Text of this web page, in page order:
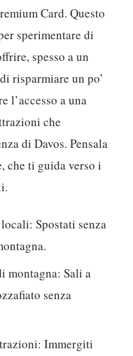
Card. Questo
sperimentare di
spesso a un
risparmiare un po’
l’accesso a una
che
di Davos. Pensala
che ti guida verso i
Spostati senza
montagna: Sali a
senza
Immergiti